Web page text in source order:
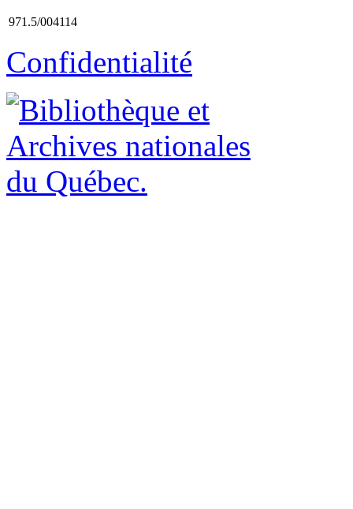
971.5/004114
Confidentialité